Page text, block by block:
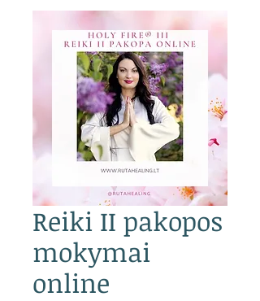
Reiki II pakopos
mokymai
online